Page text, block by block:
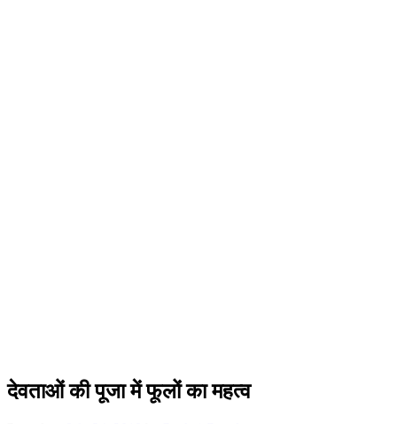
देवताओं की पूजा में फूलों का महत्व